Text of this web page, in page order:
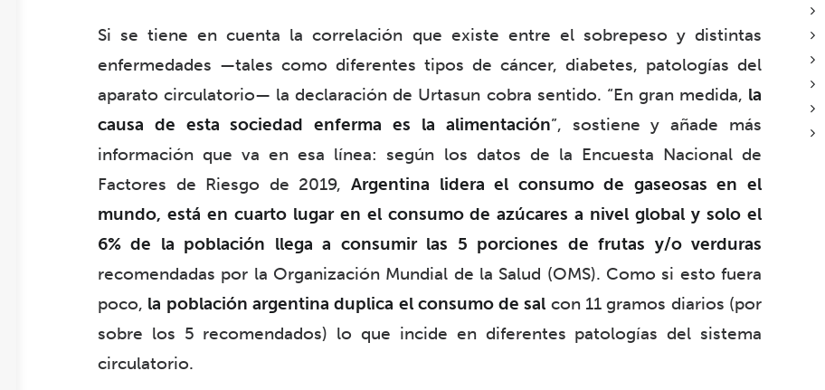
Si se tiene en cuenta la correlación que existe entre el sobrepeso y distintas
enfermedades —tales como diferentes tipos de cáncer, diabetes, patologías del
aparato circulatorio— la declaración de Urtasun cobra sentido. “En gran medida, la
causa de esta sociedad enferma es la alimentación”, sostiene y añade más
información que va en esa línea: según los datos de la Encuesta Nacional de
Factores de Riesgo de 2019, Argentina lidera el consumo de gaseosas en el
mundo, está en cuarto lugar en el consumo de azúcares a nivel global y solo el
6% de la población llega a consumir las 5 porciones de frutas y/o verduras
recomendadas por la Organización Mundial de la Salud (OMS). Como si esto fuera
poco, la población argentina duplica el consumo de sal con 11 gramos diarios (por
sobre los 5 recomendados) lo que incide en diferentes patologías del sistema
circulatorio.